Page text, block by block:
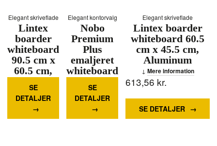
Elegant skriveflade
Lintex
boarder
whiteboard
90.5 cm x
60.5 cm,
Aluminum
864,19
SE
DETALJER
Mere
information
Elegant kontorvalg
Nobo
Premium
Plus
emaljeret
whiteboard
120x90cm
hvid
1078,36
SE
DETALJER
Mere
information
Elegant skriveflade
Lintex boarder
whiteboard 60.5
cm x 45.5 cm,
Aluminum
613,56 kr.
SE DETALJER
Mere information